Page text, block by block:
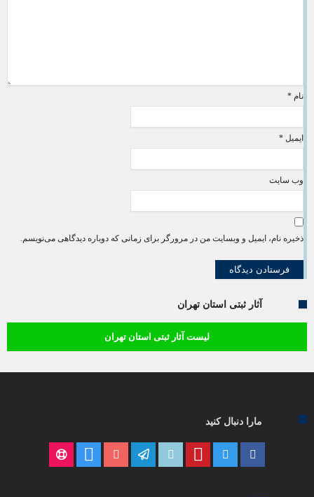
نام *
ایمیل *
وب‌ سایت
ذخیره نام، ایمیل و وبسایت من در مرورگر برای زمانی که دوباره دیدگاهی می‌نویسم.
آثار ثبتی استان تهران
لیست آثار ثبتی استان تهران
مارا دنبال کنید